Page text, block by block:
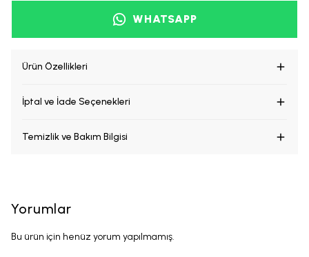
WHATSAPP
Ürün Özellikleri
İptal ve İade Seçenekleri
Temizlik ve Bakım Bilgisi
Yorumlar
Bu ürün için henüz yorum yapılmamış.